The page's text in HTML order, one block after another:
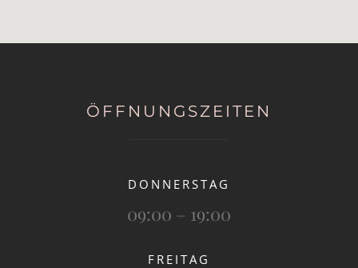
ÖFFNUNGSZEITEN
DONNERSTAG
09:00 – 19:00
FREITAG